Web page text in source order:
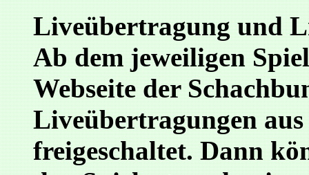
Liveübertragung und
Ab dem jeweiligen
Webseite der
Liveübertragungen
freigeschaltet. Dann